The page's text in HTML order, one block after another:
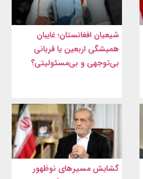
شیعیان افغانستان؛ غایبان
همیشگی اربعین یا قربانی
بی‌توجهی و بی‌مسئولیتی؟
گشایش مسیرهای نوظهور